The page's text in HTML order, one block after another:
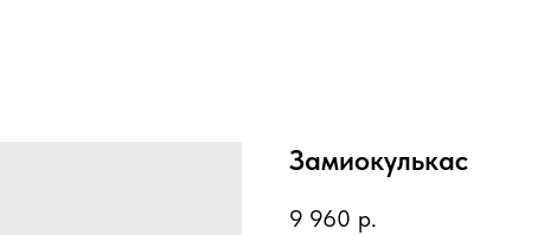
Замиокулькас
9 960 р.